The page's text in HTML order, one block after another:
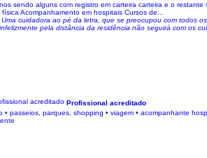
alguns com registro em carteira carteira e o restante
Acompanhamento em hospitais Cursos de...
cuidadora ao pé da letra, que se preocupou com todos
pela distância da residência não seguirá com os
Profissional acreditado
passeios, parques, shopping • viagem • acompanhante